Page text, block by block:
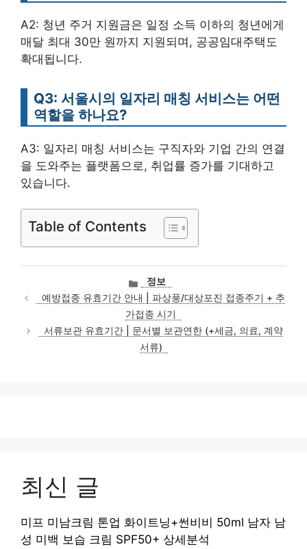
A2: 청년 주거 지원금은 일정 소득 이하의 청년에게
매달 최대 30만 원까지 지원되며, 공공임대주택도
확대됩니다.
Q3: 서울시의 일자리 매칭 서비스는 어떤
역할을 하나요?
A3: 일자리 매칭 서비스는 구직자와 기업 간의 연결
을 도와주는 플랫폼으로, 취업률 증가를 기대하고
있습니다.
Table of Contents
카
테
고
리
정보
예방접종 유효기간 안내 | 파상풍/대상포진 접종주기 + 추
가접종 시기
서류보관 유효기간 | 문서별 보관연한 (+세금, 의료, 계약
서류)
최신 글
미프 미남크림 톤업 화이트닝+썬비비 50ml 남자 남
성 미백 보습 크림 SPF50+ 상세분석